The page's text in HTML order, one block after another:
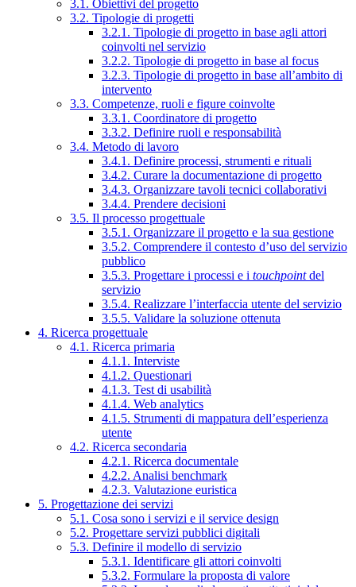
3.1. Obiettivi del progetto
3.2. Tipologie di progetti
3.2.1. Tipologie di progetto in base agli attori
coinvolti nel servizio
3.2.2. Tipologie di progetto in base al focus
3.2.3. Tipologie di progetto in base all’ambito di
intervento
3.3. Competenze, ruoli e figure coinvolte
3.3.1. Coordinatore di progetto
3.3.2. Definire ruoli e responsabilità
3.4. Metodo di lavoro
3.4.1. Definire processi, strumenti e rituali
3.4.2. Curare la documentazione di progetto
3.4.3. Organizzare tavoli tecnici collaborativi
3.4.4. Prendere decisioni
3.5. Il processo progettuale
3.5.1. Organizzare il progetto e la sua gestione
3.5.2. Comprendere il contesto d’uso del servizio
pubblico
3.5.3. Progettare i processi e i touchpointdel
servizio
3.5.4. Realizzare l’interfaccia utente del servizio
3.5.5. Validare la soluzione ottenuta
4. Ricerca progettuale
4.1. Ricerca primaria
4.1.1. Interviste
4.1.2. Questionari
4.1.3. Test di usabilità
4.1.4. Web analytics
4.1.5. Strumenti di mappatura dell’esperienza
utente
4.2. Ricerca secondaria
4.2.1. Ricerca documentale
4.2.2. Analisi benchmark
4.2.3. Valutazione euristica
5. Progettazione dei servizi
5.1. Cosa sono i servizi e il service design
5.2. Progettare servizi pubblici digitali
5.3. Definire il modello di servizio
5.3.1. Identificare gli attori coinvolti
5.3.2. Formulare la proposta di valore